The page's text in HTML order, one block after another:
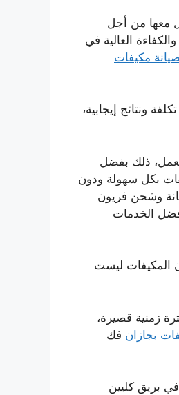
معها من أجل
العالية في
مكيفات
ونتائج إيجابية،
ذلك بفضل
بكل سهولة ودون
وشحن فريون
الخدمات
المكيفات ليست
زمنية قصيرة،
بجازان فك
في بريق كليين